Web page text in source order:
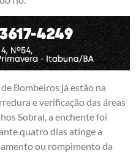
Bombeiros já estão na
e verificação das áreas
Sobral, a enchente foi
quatro dias atinge a
ou rompimento da